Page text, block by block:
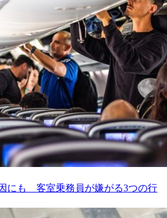
にも 客室乗務員が嫌がる3つの行